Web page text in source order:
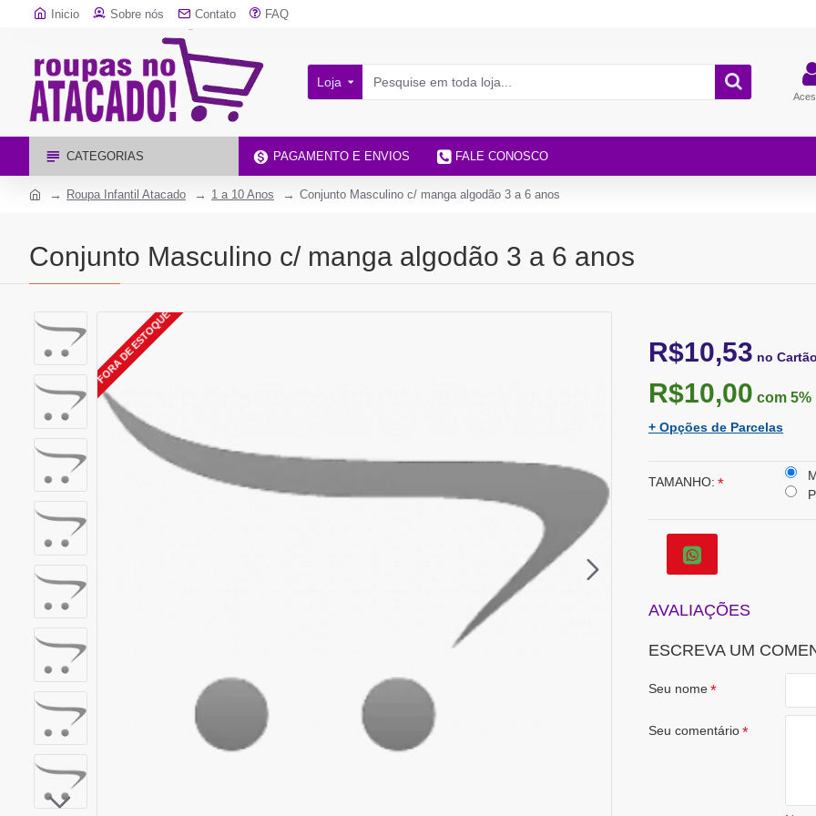
Inicio Sobre nós Contato FAQ
Loja
CATEGORIAS PAGAMENTO E ENVIOS FALE CONOSCO
Roupa Infantil Atacado 1 a 10 Anos Conjunto Masculino c/ manga algodão 3 a 6 anos
Conjunto Masculino c/ manga algodão 3 a 6 anos
FORA DE ESTOQUE R$10,53 no
R$10,00 com 5%
+ Opções de Parcelas
TAMANHO:
P
AVALIAÇÕES
ESCREVA UM
Seu nome
Seu comentário